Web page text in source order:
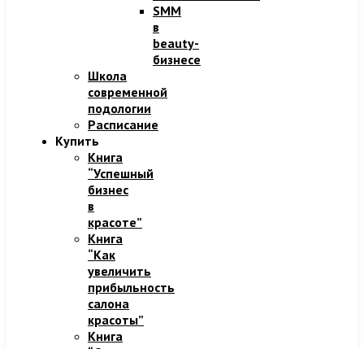
SMM
в
beauty-
бизнесе
Школа
современной
подологии
Расписание
Купить
Книга
“Успешный
бизнес
в
красоте”
Книга
“Как
увеличить
прибыльность
салона
красоты”
Книга